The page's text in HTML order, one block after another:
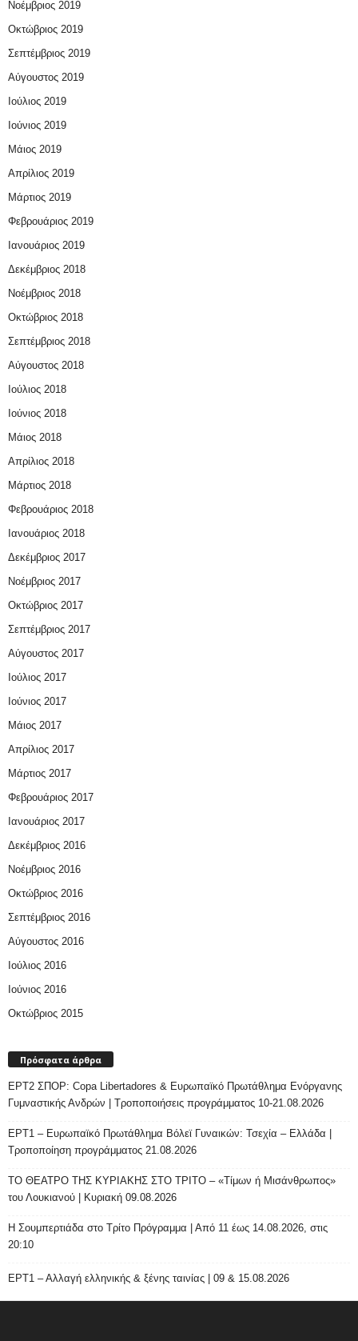
Νοέμβριος 2019
Οκτώβριος 2019
Σεπτέμβριος 2019
Αύγουστος 2019
Ιούλιος 2019
Ιούνιος 2019
Μάιος 2019
Απρίλιος 2019
Μάρτιος 2019
Φεβρουάριος 2019
Ιανουάριος 2019
Δεκέμβριος 2018
Νοέμβριος 2018
Οκτώβριος 2018
Σεπτέμβριος 2018
Αύγουστος 2018
Ιούλιος 2018
Ιούνιος 2018
Μάιος 2018
Απρίλιος 2018
Μάρτιος 2018
Φεβρουάριος 2018
Ιανουάριος 2018
Δεκέμβριος 2017
Νοέμβριος 2017
Οκτώβριος 2017
Σεπτέμβριος 2017
Αύγουστος 2017
Ιούλιος 2017
Ιούνιος 2017
Μάιος 2017
Απρίλιος 2017
Μάρτιος 2017
Φεβρουάριος 2017
Ιανουάριος 2017
Δεκέμβριος 2016
Νοέμβριος 2016
Οκτώβριος 2016
Σεπτέμβριος 2016
Αύγουστος 2016
Ιούλιος 2016
Ιούνιος 2016
Οκτώβριος 2015
Πρόσφατα άρθρα
ΕΡΤ2 ΣΠΟΡ: Copa Libertadores & Ευρωπαϊκό Πρωτάθλημα Ενόργανης
Γυμναστικής Ανδρών | Τροποποιήσεις προγράμματος 10-21.08.2026
ΕΡΤ1 – Ευρωπαϊκό Πρωτάθλημα Βόλεϊ Γυναικών: Τσεχία – Ελλάδα |
Τροποποίηση προγράμματος 21.08.2026
ΤΟ ΘΕΑΤΡΟ ΤΗΣ ΚΥΡΙΑΚΗΣ ΣΤΟ ΤΡΙΤΟ – «Τίμων ή Μισάνθρωπος»
του Λουκιανού | Κυριακή 09.08.2026
H Σουμπερτιάδα στο Τρίτο Πρόγραμμα | Από 11 έως 14.08.2026, στις
20:10
ΕΡΤ1 – Αλλαγή ελληνικής & ξένης ταινίας | 09 & 15.08.2026